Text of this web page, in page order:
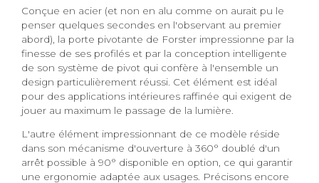
Conçue en acier (et non en alu comme on aurait pu le
penser quelques secondes en l'observant au premier
abord), la porte pivotante de Forster impressionne par la
finesse de ses profilés et par la conception intelligente
de son système de pivot qui confère à l'ensemble un
design particulièrement réussi. Cet élément est idéal
pour des applications intérieures raffinée qui exigent de
jouer au maximum le passage de la lumière.
L'autre élément impressionnant de ce modèle réside
dans son mécanisme d'ouverture à 360° doublé d'un
arrêt possible à 90° disponible en option, ce qui garantir
une ergonomie adaptée aux usages. Précisons encore